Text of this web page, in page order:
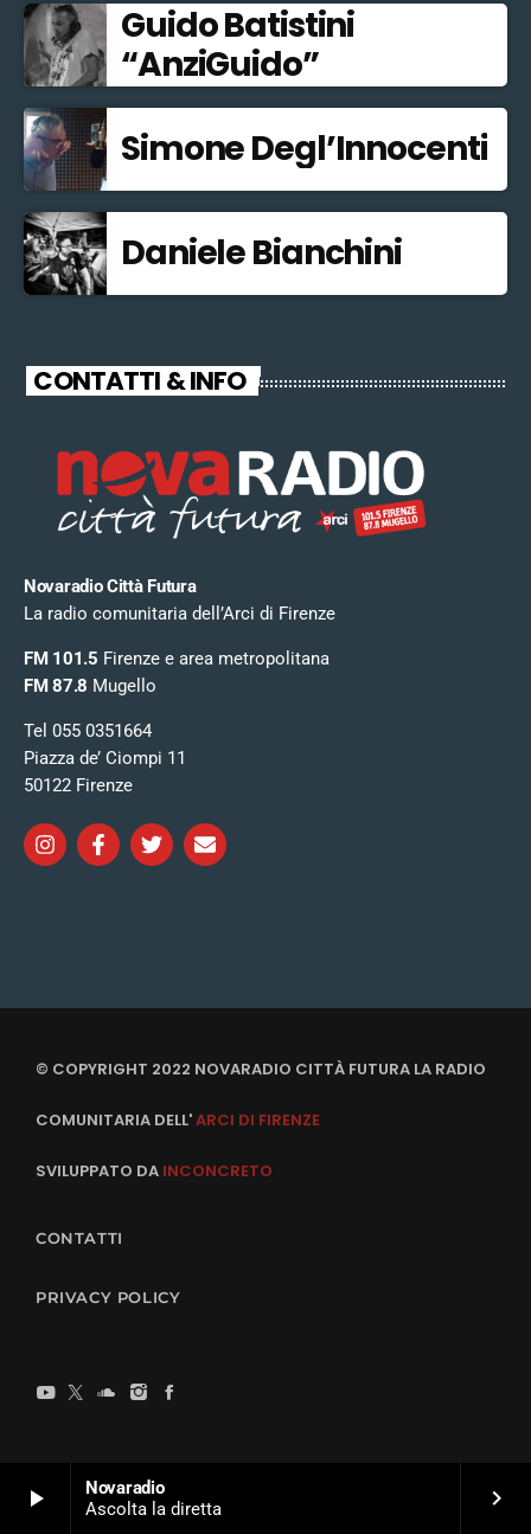
play_arrow
Novaradio
Ascolta la diretta
keyboard_arrow_right
Guido Batistini
“AnziGuido”
Simone Degl’Innocenti
Daniele Bianchini
CONTATTI & INFO
Novaradio Città Futura
La radio comunitaria dell’Arci di Firenze
FM 101.5 Firenze e area metropolitana
FM 87.8 Mugello
Tel 055 0351664
Piazza de’ Ciompi 11
50122 Firenze
© COPYRIGHT 2022 NOVARADIO CITTÀ FUTURA LA RADIO
COMUNITARIA DELL'ARCI DI FIRENZE
SVILUPPATO DA INCONCRETO
CONTATTI
PRIVACY POLICY